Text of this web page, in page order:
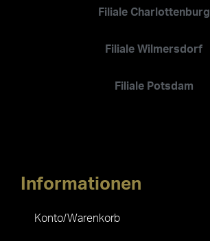
Filiale Charlottenburg
Filiale Wilmersdorf
Filiale Potsdam
Informationen
Konto/Warenkorb